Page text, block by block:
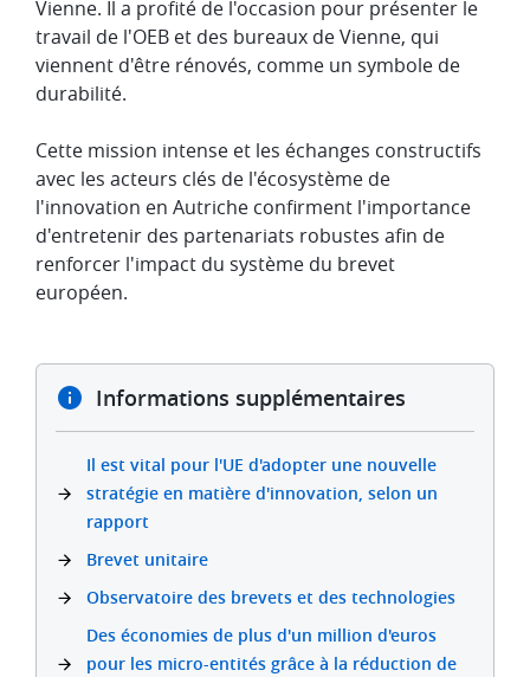
Vienne. Il a profité de l'occasion pour présenter le
travail de l'OEB et des bureaux de Vienne, qui
viennent d'être rénovés, comme un symbole de
durabilité. ​
​Cette mission intense et les échanges constructifs
avec les acteurs clés de l'écosystème de
l'innovation en Autriche confirment l'importance
d'entretenir des partenariats robustes afin de
renforcer l'impact du système du brevet
européen.
​Informations supplémentaires
Il est vital pour l'UE d'adopter une nouvelle
stratégie en matière d'innovation, selon un
rapport
Brevet unitaire
Observatoire des brevets et des technologies
Des économies de plus d'un million d'euros
pour les micro-entités grâce à la réduction de